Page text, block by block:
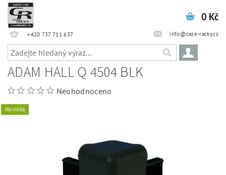
+420 737 711 637 info@case-racky.cz
0 Kč
ADAM HALL Q 4504 BLK
Neohodnoceno
Novinka